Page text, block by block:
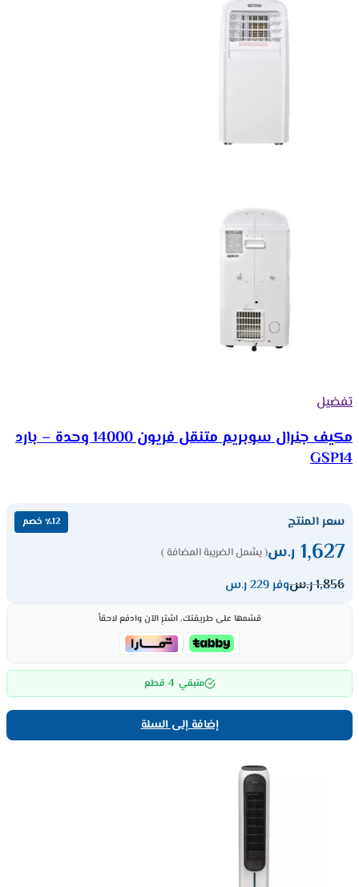
تفضيل
مكيف جنرال سوبريم متنقل فريون 14000 وحدة – بارد
GSP14
سعر المنتج ٪12 خصم
1,627 ر.س( يشمل الضريبة المضافة )
1,856ر.سوفر 229 ر.س
قسّمها على طريقتك، اشترِ الآن وادفع لاحقاً
متبقي 4 قطع
إضافة إلى السلة